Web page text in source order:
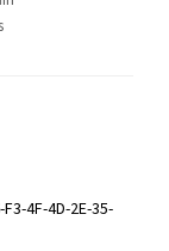
4F-4D-2E-35-